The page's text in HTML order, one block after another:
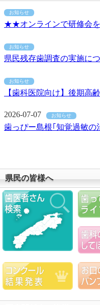
お知らせ
★★オンラインで研修会
お知らせ
県民残存歯調査の実施に
お知らせ
【歯科医院向け】後期高
2026-07-07 お知らせ
歯っぴー島根｢知覚過敏の
県民の皆様へ